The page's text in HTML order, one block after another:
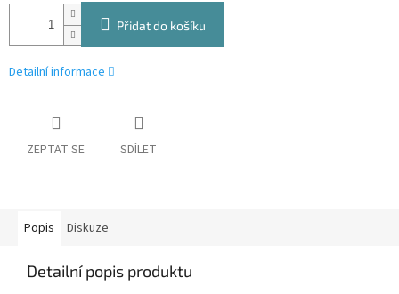
Přidat do košíku
Detailní informace
ZEPTAT SE SDÍLET
Popis Diskuze
Detailní popis produktu